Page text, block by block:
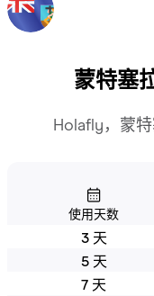
蒙特塞
Holafly，蒙
使用天数
3 天
5 天
7 天